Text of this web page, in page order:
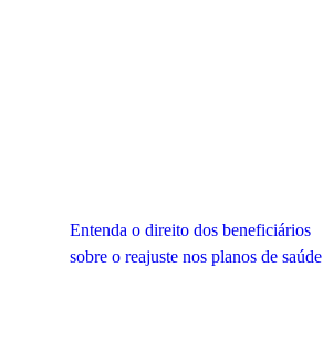
Entenda o direito dos beneficiários
sobre o reajuste nos planos de saúde